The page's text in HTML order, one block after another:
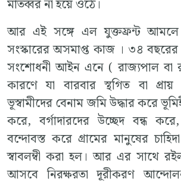
মাতব্বর না হয়ে ওঠে।
আর এই সঙ্গে এল যুক্তফ্রন্ট
সংস্কারের অসমাপ্ত কাজ । ৩৪
সংশোধনী আইন এনে ( রাজ্যপাল বা
কারণে যা বারবার স্থগিত বা
ভূস্বামীদের বেনাম জমি উদ্ধার করে
করে, বর্গাদারদের উচ্ছেদ বন্ধ
বন্দোবস্ত করে গ্রামের মানুষের
স্বাবলম্বী করা হল। আর এর সাথে
আসবে নিরক্ষরতা দূরীকরণ